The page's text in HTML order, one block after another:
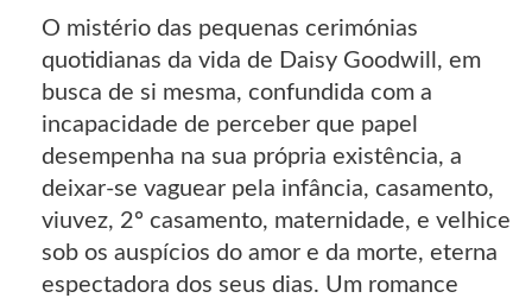
O mistério das pequenas cerimónias
quotidianas da vida de Daisy Goodwill, em
busca de si mesma, confundida com a
incapacidade de perceber que papel
desempenha na sua própria existência, a
deixar-se vaguear pela infância, casamento,
viuvez, 2º casamento, maternidade, e velhice
sob os auspícios do amor e da morte, eterna
espectadora dos seus dias. Um romance